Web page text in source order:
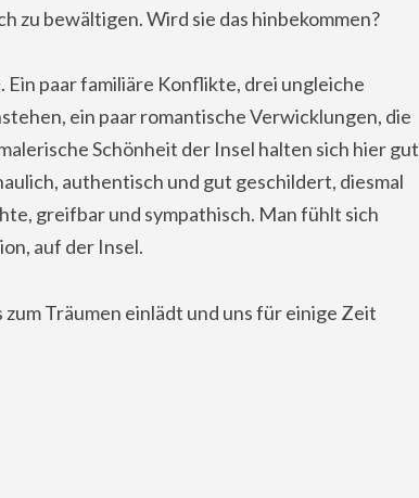
zu bewältigen. Wird sie das hinbekommen?
paar familiäre Konflikte, drei ungleiche
ein paar romantische Verwicklungen, die
Schönheit der Insel halten sich hier gut
authentisch und gut geschildert, diesmal
greifbar und sympathisch. Man fühlt sich
auf der Insel.
Träumen einlädt und uns für einige Zeit